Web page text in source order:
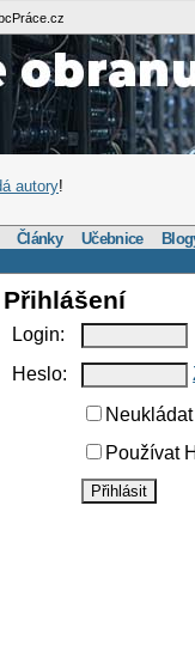
autory!
Články Učebnice
Přihlášení
Login:
Heslo:
Používat